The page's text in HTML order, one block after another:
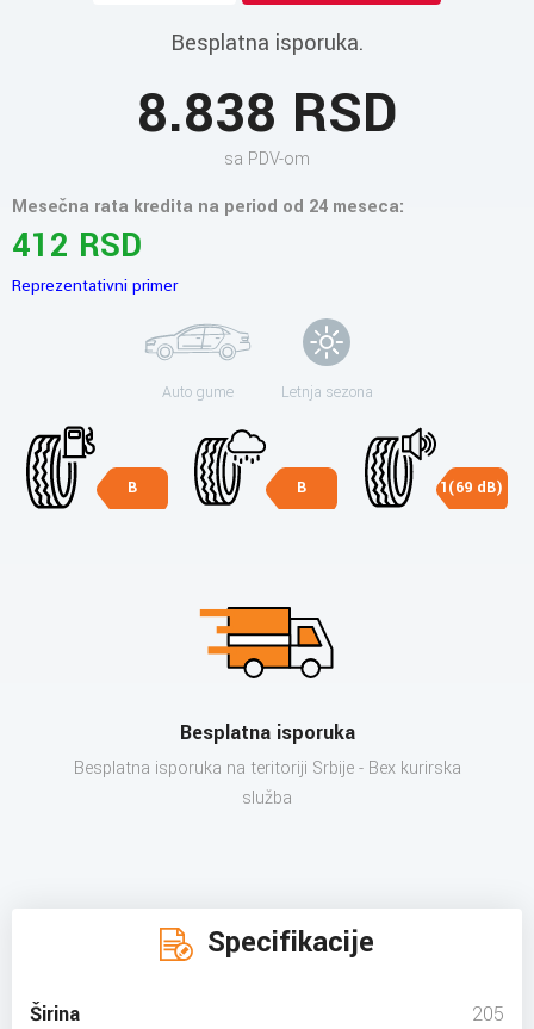
Besplatna isporuka.
8.838 RSD
sa PDV-om
Mesečna rata kredita na period od 24 meseca:
412 RSD
Reprezentativni primer
Auto gume Letnja sezona
B B 1(69 dB)
Besplatna isporuka
Besplatna isporuka na teritoriji Srbije - Bex kurirska
služba
Specifikacije
Širina 205